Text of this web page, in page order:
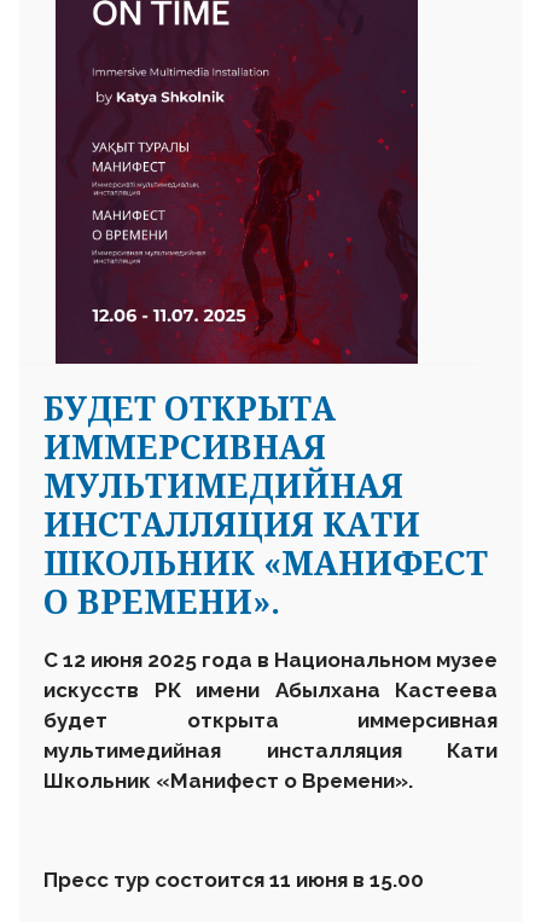
БУДЕТ ОТКРЫТА
ИММЕРСИВНАЯ
МУЛЬТИМЕДИЙНАЯ
ИНСТАЛЛЯЦИЯ КАТИ
ШКОЛЬНИК «МАНИФЕСТ
О ВРЕМЕНИ».
С 12 июня 2025 года в Национальном музее
искусств РК имени Абылхана Кастеева
будет открыта иммерсивная
мультимедийная инсталляция Кати
Школьник «Манифест о Времени».
Пресс тур состоится 11 июня в 15.00